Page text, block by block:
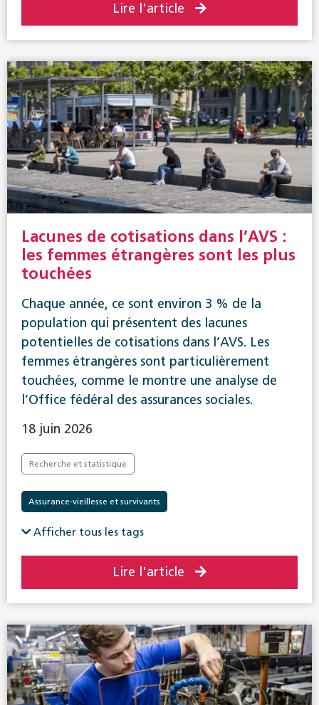
Lire l'article
Lacunes de cotisations dans l’AVS :
les femmes étrangères sont les plus
touchées
Chaque année, ce sont environ 3 % de la
population qui présentent des lacunes
potentielles de cotisations dans l’AVS. Les
femmes étrangères sont particulièrement
touchées, comme le montre une analyse de
l’Office fédéral des assurances sociales.
18 juin 2026
Recherche et statistique
Assurance-vieillesse et survivants
Afficher tous les tags
Lire l'article